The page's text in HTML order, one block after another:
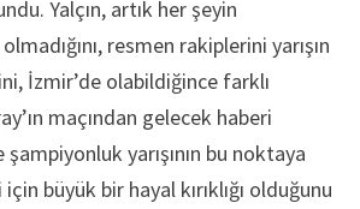
Yalçın, artık her şeyin
resmen rakiplerini yarışın
İzmir’de olabildiğince farklı
maçından gelecek haberi
yarışının bu noktaya
büyük bir hayal kırıklığı olduğunu